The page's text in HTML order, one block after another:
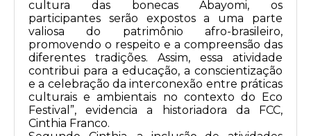
cultura das bonecas Abayomi, os
participantes serão expostos a uma parte
valiosa do patrimônio afro-brasileiro,
promovendo o respeito e a compreensão das
diferentes tradições. Assim, essa atividade
contribui para a educação, a conscientização
e a celebração da interconexão entre práticas
culturais e ambientais no contexto do Eco
Festival”, evidencia a historiadora da FCC,
Cinthia Franco.